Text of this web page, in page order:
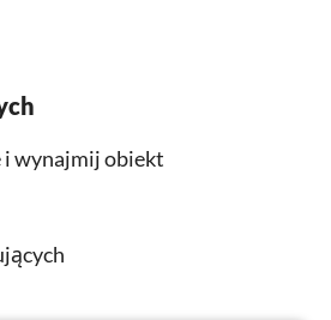
i wynajmij obiekt